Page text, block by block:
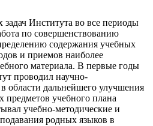
Института во все периоды
по совершенствованию
содержания учебных
и приемов наиболее
материала. В первые годы
проводил научно-
области дальнейшего улучшения
предметов учебного плана
учебно-методические и
родных языков в